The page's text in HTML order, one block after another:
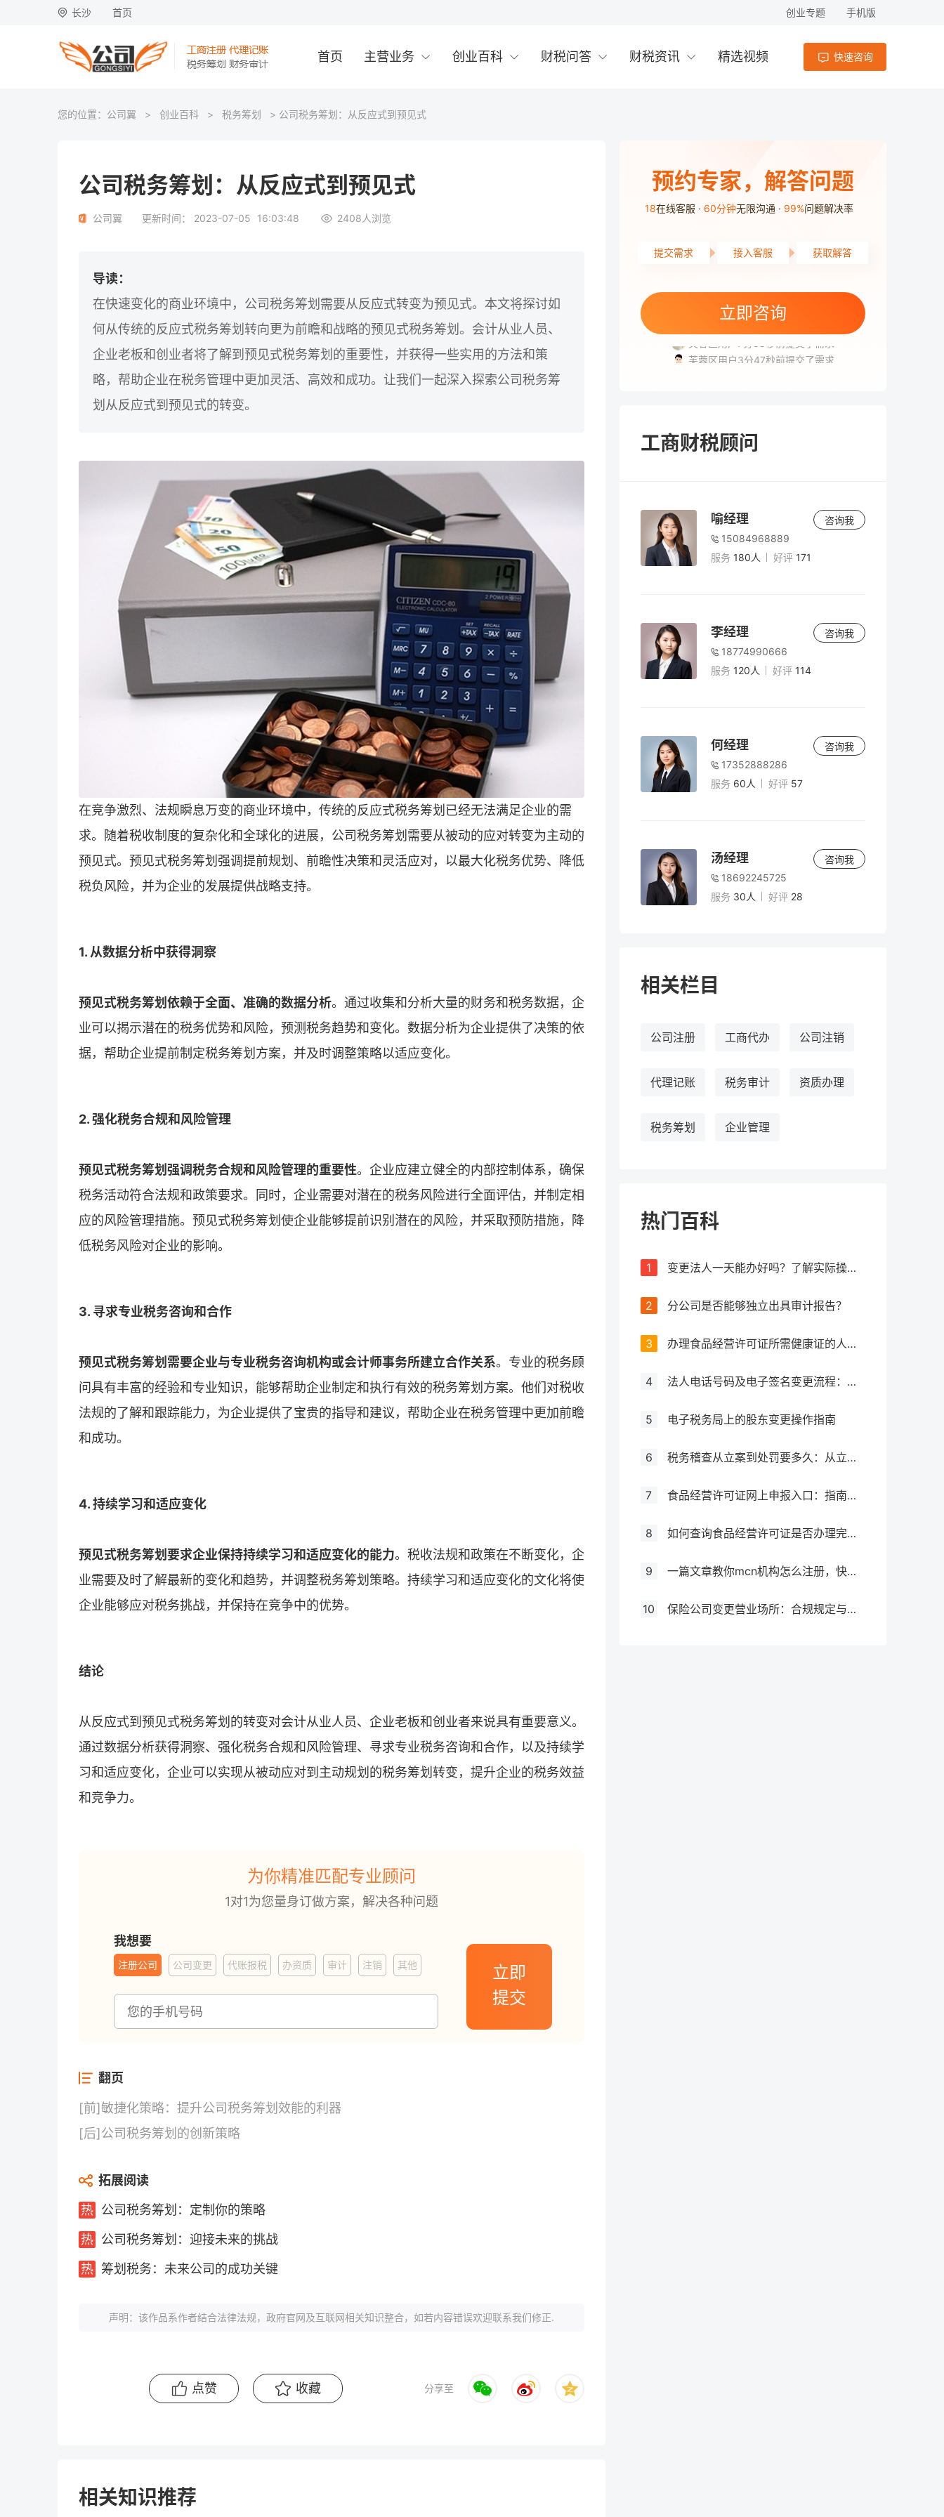
长沙 首页 创业专题 手机版
首页 主营业务 创业百科 财税问答 财税资讯 精选视频 快速咨询
您的位置： 公司翼 > 创业百科 > 税务筹划 > 公司税务筹划：从反应式到预见式
公司税务筹划：从反应式到预见式
公司翼 更新时间： 2023-07-05 16:03:48 2408 人浏览
导读：
在快速变化的商业环境中，公司税务筹划需要从反应式转变为预见式。本文将探讨如
何从传统的反应式税务筹划转向更为前瞻和战略的预见式税务筹划。会计从业人员、
企业老板和创业者将了解到预见式税务筹划的重要性，并获得一些实用的方法和策
略，帮助企业在税务管理中更加灵活、高效和成功。让我们一起深入探索公司税务筹
划从反应式到预见式的转变。
在竞争激烈、法规瞬息万变的商业环境中，传统的反应式税务筹划已经无法满足企业的需
求。随着税收制度的复杂化和全球化的进展，公司税务筹划需要从被动的应对转变为主动的
预见式。预见式税务筹划强调提前规划、前瞻性决策和灵活应对，以最大化税务优势、降低
税负风险，并为企业的发展提供战略支持。
1. 从数据分析中获得洞察
预见式税务筹划依赖于全面、准确的数据分析。通过收集和分析大量的财务和税务数据，企
业可以揭示潜在的税务优势和风险，预测税务趋势和变化。数据分析为企业提供了决策的依
据，帮助企业提前制定税务筹划方案，并及时调整策略以适应变化。
2. 强化税务合规和风险管理
预见式税务筹划强调税务合规和风险管理的重要性。企业应建立健全的内部控制体系，确保
税务活动符合法规和政策要求。同时，企业需要对潜在的税务风险进行全面评估，并制定相
应的风险管理措施。预见式税务筹划使企业能够提前识别潜在的风险，并采取预防措施，降
低税务风险对企业的影响。
3. 寻求专业税务咨询和合作
预见式税务筹划需要企业与专业税务咨询机构或会计师事务所建立合作关系。专业的税务顾
问具有丰富的经验和专业知识，能够帮助企业制定和执行有效的税务筹划方案。他们对税收
法规的了解和跟踪能力，为企业提供了宝贵的指导和建议，帮助企业在税务管理中更加前瞻
和成功。
4. 持续学习和适应变化
预见式税务筹划要求企业保持持续学习和适应变化的能力。税收法规和政策在不断变化，企
业需要及时了解最新的变化和趋势，并调整税务筹划策略。持续学习和适应变化的文化将使
企业能够应对税务挑战，并保持在竞争中的优势。
结论
从反应式到预见式税务筹划的转变对会计从业人员、企业老板和创业者来说具有重要意义。
通过数据分析获得洞察、强化税务合规和风险管理、寻求专业税务咨询和合作，以及持续学
习和适应变化，企业可以实现从被动应对到主动规划的税务筹划转变，提升企业的税务效益
和竞争力。
为你精准匹配专业顾问
1对1为您量身订做方案，解决各种问题
我想要
注册公司 公司变更 代账报税 办资质 审计 注销 其他
立即
提交
翻页
[前]敏捷化策略：提升公司税务筹划效能的利器
[后]公司税务筹划的创新策略
拓展阅读
公司税务筹划：定制你的策略
公司税务筹划：迎接未来的挑战
筹划税务：未来公司的成功关键
声明：该作品系作者结合法律法规，政府官网及互联网相关知识整合，如若内容错误欢迎联系我们修正.
点赞 收藏 分享至
相关知识推荐
预约专家，解答问题
18在线客服 60分钟无限沟通 99%问题解决率
提交需求 接入客服 获取解答
立即咨询
雨花区用户1分57秒前提交了需求
高新区用户6分5秒前提交了需求
芙蓉区用户7分38秒前提交了需求
芙蓉区用户3分47秒前提交了需求
工商财税顾问
喻经理
15084968889
服务 180人 好评 171
咨询我
李经理
18774990666
服务 120人 好评 114
咨询我
何经理
17352888286
服务 60人 好评 57
咨询我
汤经理
18692245725
服务 30人 好评 28
咨询我
相关栏目
公司注册 工商代办 公司注销
代理记账 税务审计 资质办理
税务筹划 企业管理
热门百科
1 变更法人一天能办好吗？了解实际操作所需时间
2 分公司是否能够独立出具审计报告？
3 办理食品经营许可证所需健康证的人数要求解析
4 法人电话号码及电子签名变更流程：详细步骤和注意事项解析
5 电子税务局上的股东变更操作指南
6 税务稽查从立案到处罚要多久：从立案到处罚的全过程
7 食品经营许可证网上申报入口：指南与流程
8 如何查询食品经营许可证是否办理完成？
9 一篇文章教你mcn机构怎么注册，快来get！
10 保险公司变更营业场所：合规规定与操作指南！